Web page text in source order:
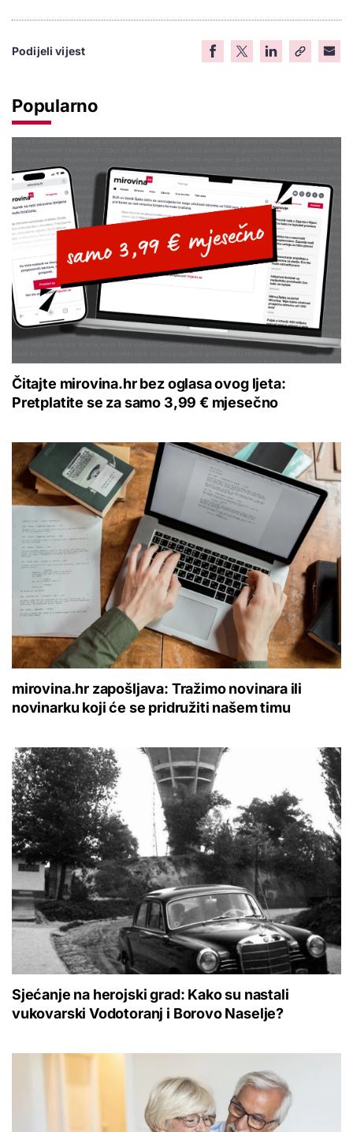
Podijeli vijest
Popularno
Čitajte mirovina.hr bez oglasa ovog ljeta:
Pretplatite se za samo 3,99 € mjesečno
mirovina.hr zapošljava: Tražimo novinara ili
novinarku koji će se pridružiti našem timu
Sjećanje na herojski grad: Kako su nastali
vukovarski Vodotoranj i Borovo Naselje?